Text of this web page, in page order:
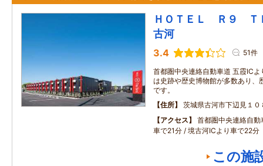
ＨＯＴＥＬ Ｒ９
古河
3.4 51件
首都圏中央連絡自動車道 五霞IC
は史跡や歴史博物館が多数あり、
です。
住所
茨城県古河市下辺見１０
アクセス
首都圏中央連絡自
車で21分 / 境古河ICより車で22分
この施